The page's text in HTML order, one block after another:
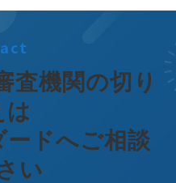
査機関の切り
は
ードへご相談
い